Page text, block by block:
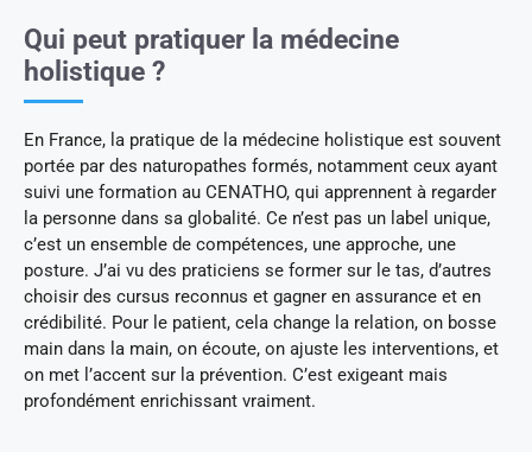
Qui peut pratiquer la médecine
holistique ?
En France, la pratique de la médecine holistique est souvent
portée par des naturopathes formés, notamment ceux ayant
suivi une formation au CENATHO, qui apprennent à regarder
la personne dans sa globalité. Ce n’est pas un label unique,
c’est un ensemble de compétences, une approche, une
posture. J’ai vu des praticiens se former sur le tas, d’autres
choisir des cursus reconnus et gagner en assurance et en
crédibilité. Pour le patient, cela change la relation, on bosse
main dans la main, on écoute, on ajuste les interventions, et
on met l’accent sur la prévention. C’est exigeant mais
profondément enrichissant vraiment.